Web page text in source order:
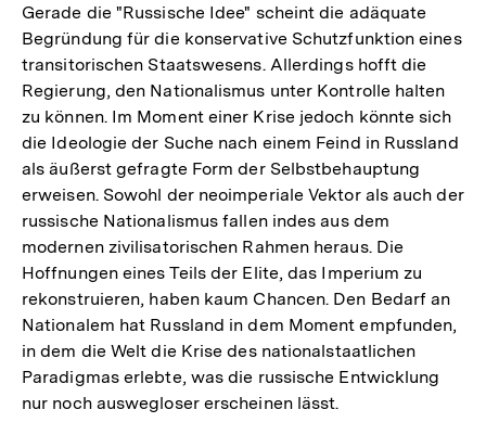
Gerade die "Russische Idee" scheint die adäquate
Begründung für die konservative Schutzfunktion eines
transitorischen Staatswesens. Allerdings hofft die
Regierung, den Nationalismus unter Kontrolle halten
zu können. Im Moment einer Krise jedoch könnte sich
die Ideologie der Suche nach einem Feind in Russland
als äußerst gefragte Form der Selbstbehauptung
erweisen. Sowohl der neoimperiale Vektor als auch der
russische Nationalismus fallen indes aus dem
modernen zivilisatorischen Rahmen heraus. Die
Hoffnungen eines Teils der Elite, das Imperium zu
rekonstruieren, haben kaum Chancen. Den Bedarf an
Nationalem hat Russland in dem Moment empfunden,
in dem die Welt die Krise des nationalstaatlichen
Paradigmas erlebte, was die russische Entwicklung
nur noch auswegloser erscheinen lässt.